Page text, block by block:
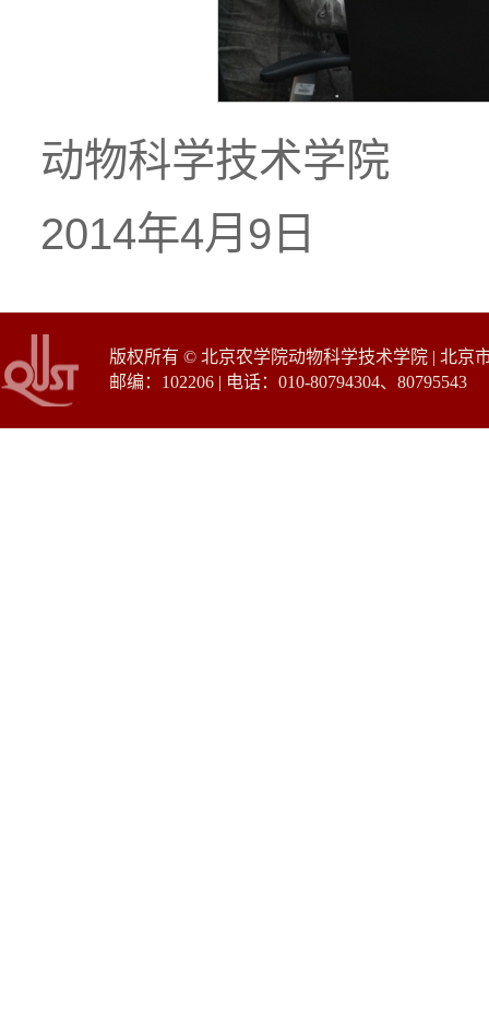
动物科学技术学院
2014年4月9日
版权所有 © 北京农学院动物科学技术学院 | 北京
邮编：102206 | 电话：010-80794304、80795543